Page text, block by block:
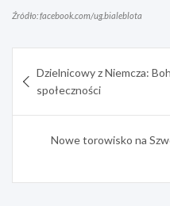
Źródło: facebook.com/ug.bialeblota
wpisu
Dzielnicowy z Niemcza:
społeczności
Nowe torowisko na